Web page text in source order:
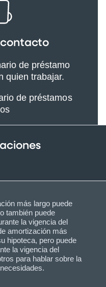
contacto
de préstamo
quien trabajar.
de préstamos
más largo puede
también puede
la vigencia del
amortización más
hipoteca, pero puede
la vigencia del
para hablar sobre la